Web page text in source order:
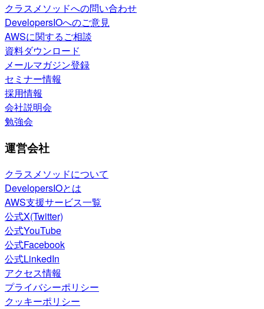
クラスメソッドへの問い合わせ
DevelopersIOへのご意見
AWSに関するご相談
資料ダウンロード
メールマガジン登録
セミナー情報
採用情報
会社説明会
勉強会
運営会社
クラスメソッドについて
DevelopersIOとは
AWS支援サービス一覧
公式X(Twitter)
公式YouTube
公式Facebook
公式LinkedIn
アクセス情報
プライバシーポリシー
クッキーポリシー